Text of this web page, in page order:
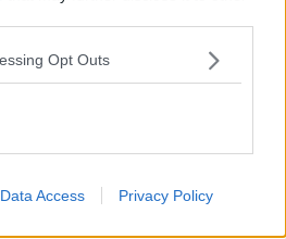
Opt Outs
Data Access Privacy Policy